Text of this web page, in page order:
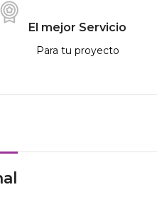
El mejor Servicio
Para tu proyecto